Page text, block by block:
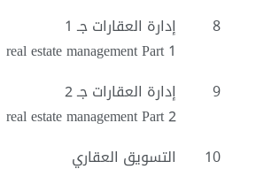
8
إدارة العقارات جـ 1
real estate management Part 1
9
إدارة العقارات جـ 2
real estate management Part 2
10
التسويق العقاري